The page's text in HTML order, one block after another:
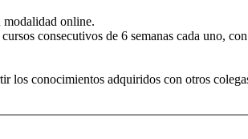
modalidad online.
consecutivos de 6 semanas cada uno,
los conocimientos adquiridos con otros